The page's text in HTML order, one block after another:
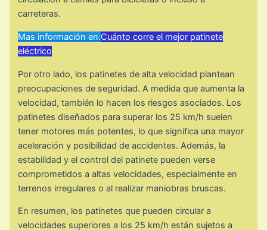
carreteras.
Mas información en:Cuánto corre el mejor patinete
eléctrico
Por otro lado, los patinetes de alta velocidad plantean
preocupaciones de seguridad. A medida que aumenta la
velocidad, también lo hacen los riesgos asociados. Los
patinetes diseñados para superar los 25 km/h suelen
tener motores más potentes, lo que significa una mayor
aceleración y posibilidad de accidentes. Además, la
estabilidad y el control del patinete pueden verse
comprometidos a altas velocidades, especialmente en
terrenos irregulares o al realizar maniobras bruscas.
En resumen, los patinetes que pueden circular a
velocidades superiores a los 25 km/h están sujetos a